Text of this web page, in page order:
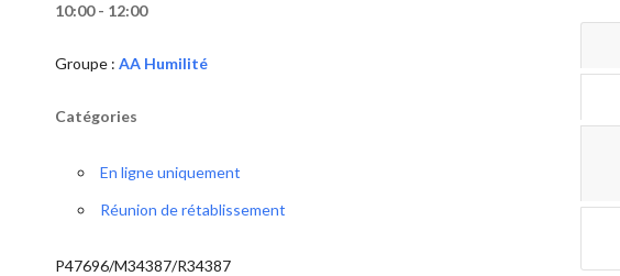
10:00 - 12:00
Groupe : AA Humilité
Catégories
En ligne uniquement
Réunion de rétablissement
P47696/M34387/R34387